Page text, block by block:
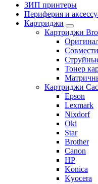
ЗИП принтеры
Периферия и
Картриджи
Картриджи
Тонер
Картриджи
Epson
Lexmark
Nixdorf
Oki
Star
Brother
Canon
HP
Konica
Kyocera